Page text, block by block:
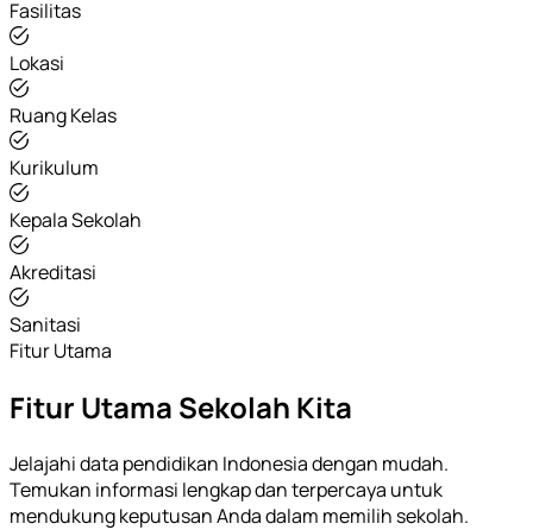
Fasilitas
Lokasi
Ruang Kelas
Kurikulum
Kepala Sekolah
Akreditasi
Sanitasi
Fitur Utama
Fitur Utama Sekolah Kita
Jelajahi data pendidikan Indonesia dengan mudah.
Temukan informasi lengkap dan terpercaya untuk
mendukung keputusan Anda dalam memilih sekolah.